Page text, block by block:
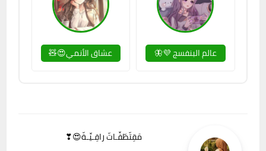
عالم البنفسج 💜🦋 عشاق الأنمي😍🧸
مَقِتّطّفِّـاتّ راقِـيِّـةّ😍❣